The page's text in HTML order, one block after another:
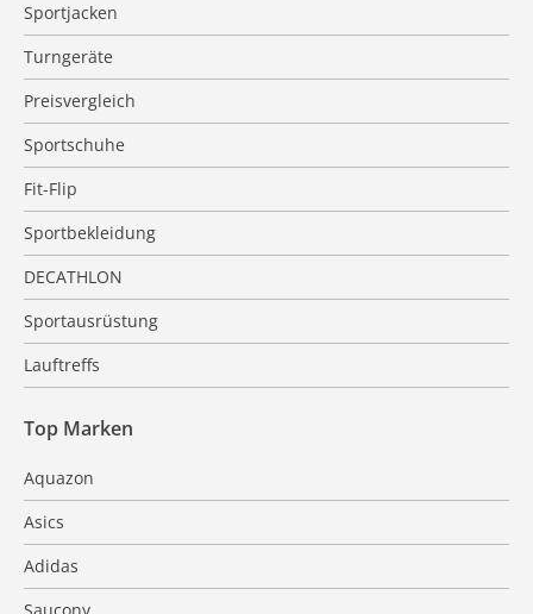
Sportjacken
Turngeräte
Preisvergleich
Sportschuhe
Fit-Flip
Sportbekleidung
DECATHLON
Sportausrüstung
Lauftreffs
Top Marken
Aquazon
Asics
Adidas